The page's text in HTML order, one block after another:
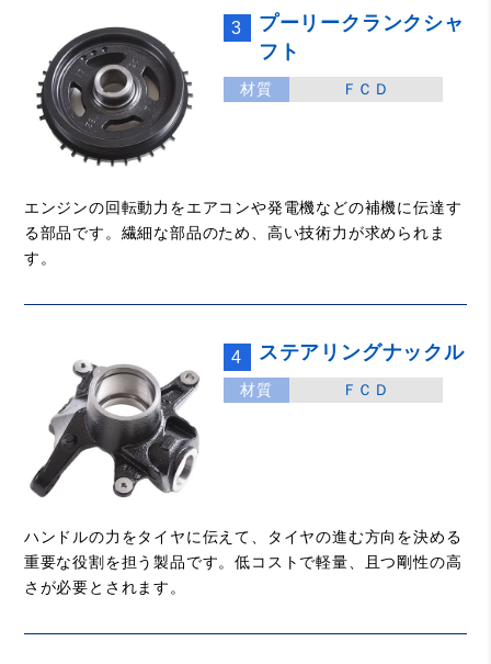
3
プーリークランクシャ
フト
材質 ＦＣＤ
エンジンの回転動力をエアコンや発電機などの補機に伝達す
る部品です。繊細な部品のため、高い技術力が求められま
す。
4 ステアリングナックル
材質 ＦＣＤ
ハンドルの力をタイヤに伝えて、タイヤの進む方向を決める
重要な役割を担う製品です。低コストで軽量、且つ剛性の高
さが必要とされます。